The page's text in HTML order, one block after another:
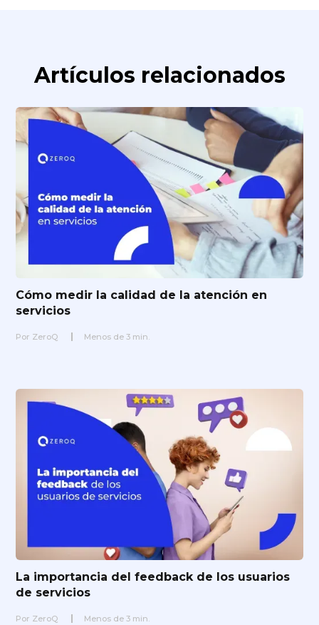
Artículos relacionados
Cómo medir la calidad de la atención en
servicios
Por ZeroQ Menos de 3 min.
La importancia del feedback de los usuarios
de servicios
Por ZeroQ Menos de 3 min.